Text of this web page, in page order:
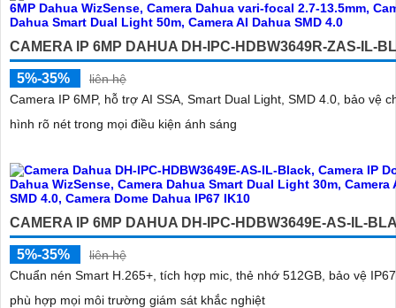
CAMERA IP 6MP DAHUA DH-IPC-HDBW3649R-ZAS-IL-
5%-35%
liên hệ
Camera IP 6MP, hỗ trợ AI SSA, Smart Dual Light, SMD 4.0, bảo vệ
hình rõ nét trong mọi điều kiện ánh sáng
CAMERA IP 6MP DAHUA DH-IPC-HDBW3649E-AS-IL-
5%-35%
liên hệ
Chuẩn nén Smart H.265+, tích hợp mic, thẻ nhớ 512GB, bảo vệ
phù hợp mọi môi trường giám sát khắc nghiệt